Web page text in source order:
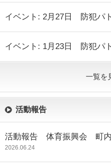
イベント: 2月27日 防犯パ
イベント: 1月23日 防犯パ
一覧を
活動報告
活動報告 体育振興会 町内
2026.06.24